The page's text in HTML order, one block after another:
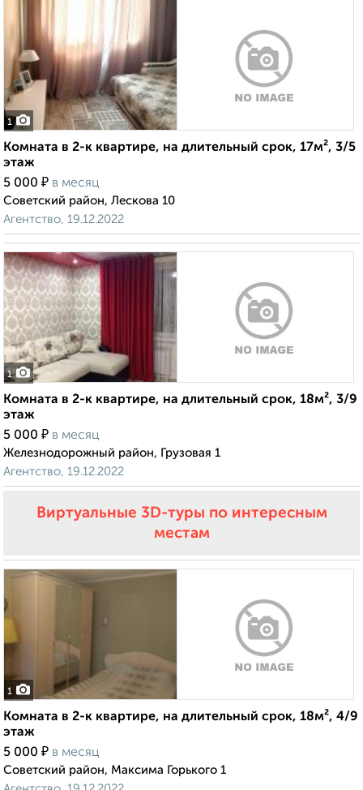
1
Комната в 2-к квартире, на длительный срок, 17м², 3/5
этаж
5 000 ₽ в месяц
Советский район, Лескова 10
Агентство, 19.12.2022
1
Комната в 2-к квартире, на длительный срок, 18м², 3/9
этаж
5 000 ₽ в месяц
Железнодорожный район, Грузовая 1
Агентство, 19.12.2022
Виртуальные 3D-туры по интересным
местам
1
Комната в 2-к квартире, на длительный срок, 18м², 4/9
этаж
5 000 ₽ в месяц
Советский район, Максима Горького 1